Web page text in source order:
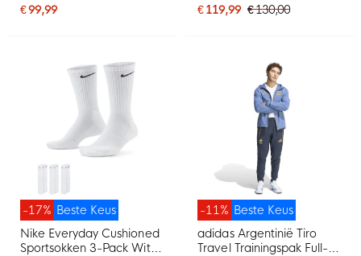
€ 99,99
€ 119,99 € 130,00
Beste Keus
-17%
Nike Everyday Cushioned
Sportsokken 3-Pack Wit
Beste Keus
-11%
adidas Argentinië Tiro
Travel Trainingspak Full-